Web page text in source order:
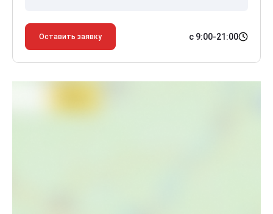
Оставить заявку с 9:00-21:00